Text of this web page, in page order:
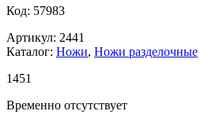
Код: 57983
Артикул: 2441
Каталог: Ножи, Ножи разделочные
1451
Временно отсутствует